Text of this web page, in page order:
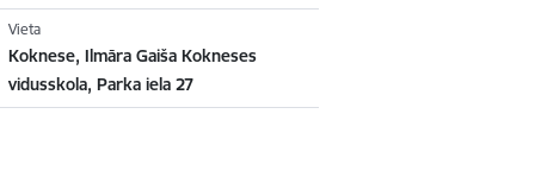
Vieta
Koknese, Ilmāra Gaiša Kokneses
vidusskola, Parka iela 27